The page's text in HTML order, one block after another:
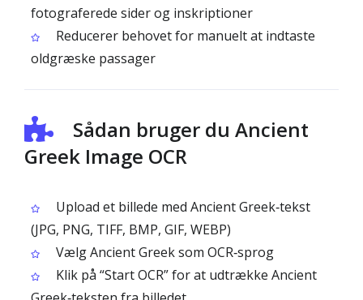
fotograferede sider og inskriptioner
Reducerer behovet for manuelt at indtaste
oldgræske passager
Sådan bruger du Ancient
Greek Image OCR
Upload et billede med Ancient Greek‑tekst
(JPG, PNG, TIFF, BMP, GIF, WEBP)
Vælg Ancient Greek som OCR‑sprog
Klik på “Start OCR” for at udtrække Ancient